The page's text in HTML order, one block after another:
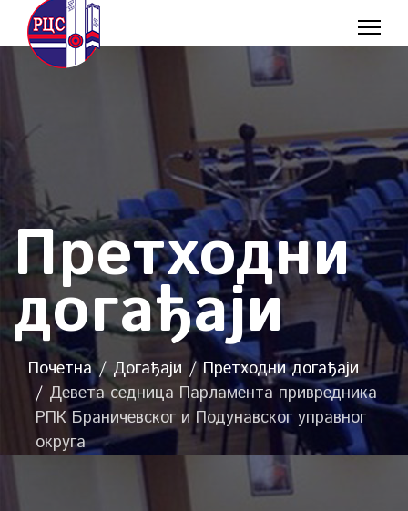
Претходни
догађаји
Почетна Догађаји
Претходни догађаји
Девета седница Парламента привредника
РПК Браничевског и Подунавског управног
округа